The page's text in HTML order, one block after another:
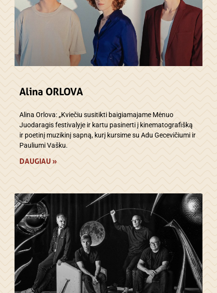
Alina ORLOVA
Alina Orlova: „Kviečiu susitikti baigiamajame Mėnuo
Juodaragis festivalyje ir kartu pasinerti į kinematografišką
ir poetinį muzikinį sapną, kurį kursime su Adu Gecevičiumi ir
Pauliumi Vašku.
DAUGIAU »